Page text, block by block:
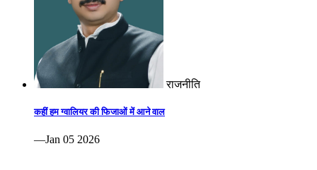
राजनीति
कहीं हम ग्वालियर की फिजाओं में आने वाल
—Jan 05 2026